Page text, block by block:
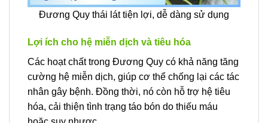
Đương Quy thái lát tiện lợi, dễ dàng sử dụng
Lợi ích cho hệ miễn dịch và tiêu hóa
Các hoạt chất trong Đương Quy có khả năng tăng
cường hệ miễn dịch, giúp cơ thể chống lại các tác
nhân gây bệnh. Đồng thời, nó còn hỗ trợ hệ tiêu
hóa, cải thiện tình trạng táo bón do thiếu máu